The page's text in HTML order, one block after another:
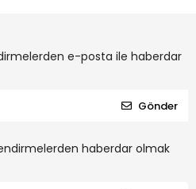
e-posta ile haberdar
Gönder
haberdar olmak